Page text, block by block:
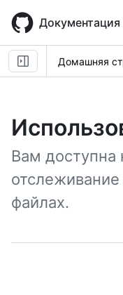
main
content
Домашняя
Вам доступна
файлах.